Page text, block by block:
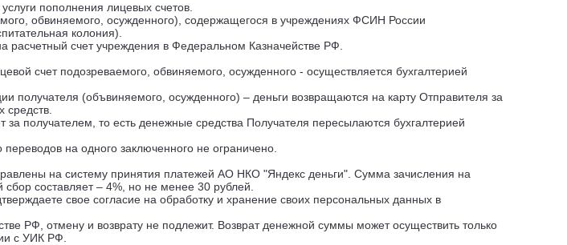
пополнения лицевых счетов.
обвиняемого, осужденного), содержащегося в учреждениях ФСИН России
колония).
счет учреждения в Федеральном Казначействе РФ.
счет подозреваемого, обвиняемого, осужденного - осуществляется бухгалтерией
получателя (объвиняемого, осужденного) – деньги возвращаются на карту Отправителя за
получателем, то есть денежные средства Получателя пересылаются бухгалтерией
на одного заключенного не ограничено.
на систему принятия платежей АО НКО "Яндекс деньги". Сумма зачисления на
сбор составляет – 4%, но не менее 30 рублей.
свое согласие на обработку и хранение своих персональных данных в
РФ, отмену и возврату не подлежит. Возврат денежной суммы может осуществить только
с УИК РФ.